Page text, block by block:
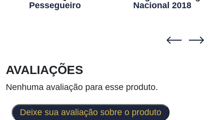
Pessegueiro
Nacional 2018
AVALIAÇÕES
Nenhuma avaliação para esse produto.
Deixe sua avaliação sobre o produto